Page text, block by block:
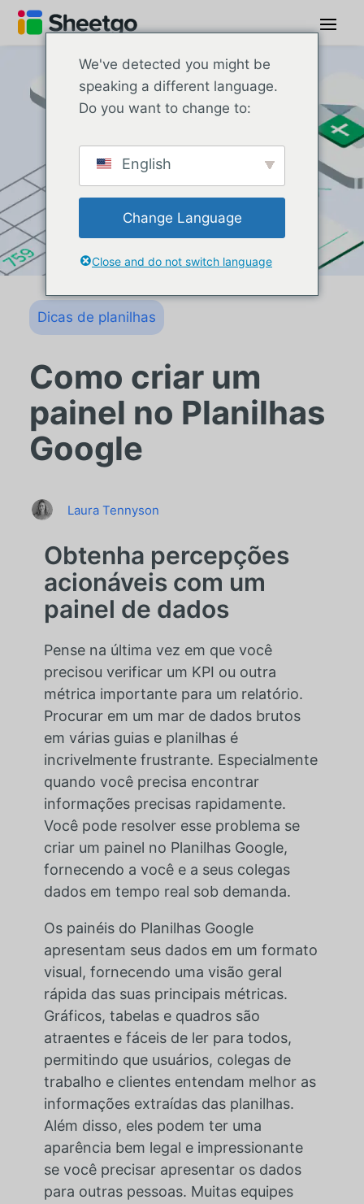
Dicas de planilhas
Como criar um
painel no Planilhas
Google
Laura Tennyson
Obtenha percepções
acionáveis com um
painel de dados
Pense na última vez em que você
precisou verificar um KPI ou outra
métrica importante para um relatório.
Procurar em um mar de dados brutos
em várias guias e planilhas é
incrivelmente frustrante. Especialmente
quando você precisa encontrar
informações precisas rapidamente.
Você pode resolver esse problema se
criar um painel no Planilhas Google,
fornecendo a você e a seus colegas
dados em tempo real sob demanda.
Os painéis do Planilhas Google
apresentam seus dados em um formato
visual, fornecendo uma visão geral
rápida das suas principais métricas.
Gráficos, tabelas e quadros são
atraentes e fáceis de ler para todos,
permitindo que usuários, colegas de
trabalho e clientes entendam melhor as
informações extraídas das planilhas.
Além disso, eles podem ter uma
aparência bem legal e impressionante
se você precisar apresentar os dados
para outras pessoas. Muitas equipes
We've detected you might be
speaking a different language.
Do you want to change to:
English
Change Language
Close and do not switch language